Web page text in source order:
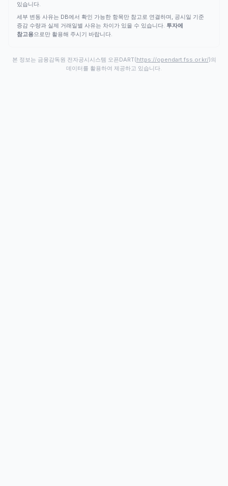
있습니다.
세부 변동 사유는 DB에서 확인 가능한 항목만 참고로 연결하며, 공시일 기준
증감 수량과 실제 거래일별 사유는 차이가 있을 수 있습니다. 투자에
참고용으로만 활용해 주시기 바랍니다.
본 정보는 금융감독원 전자공시시스템 오픈DART(https://opendart.fss.or.kr/)의
데이터를 활용하여 제공하고 있습니다.